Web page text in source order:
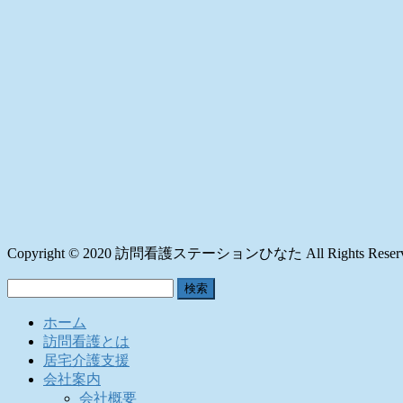
Copyright © 2020 訪問看護ステーションひなた All Rights
ホーム
訪問看護とは
居宅介護支援
会社案内
会社概要